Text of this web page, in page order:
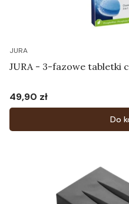
JURA
JURA - 3-fazowe tabletki
Cena
49,90 zł
Do